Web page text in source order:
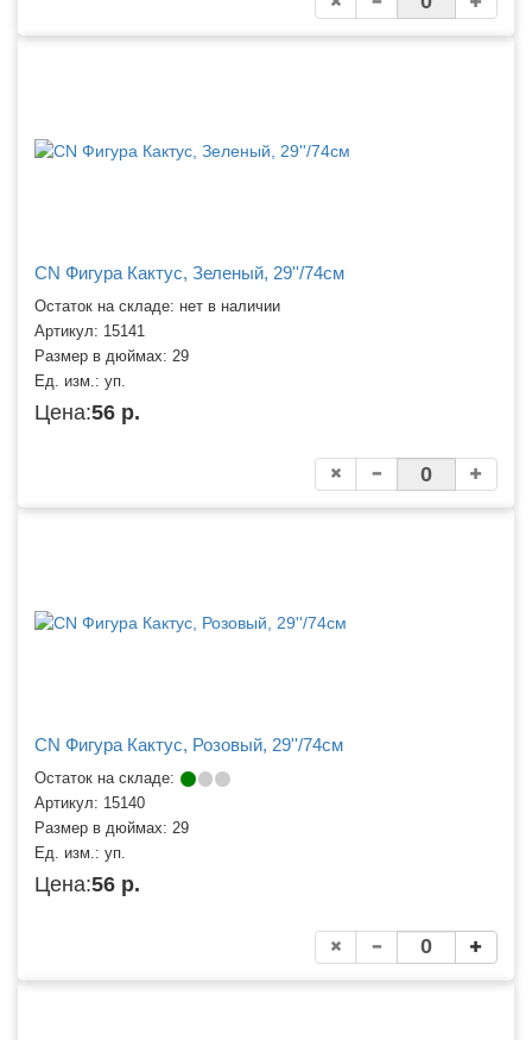
CN Фигура Кактус, Зеленый, 29''/74см
Остаток на складе: нет в наличии
Артикул: 15141
Размер в дюймах: 29
Ед. изм.: уп.
Цена:56 р.
CN Фигура Кактус, Розовый, 29''/74см
Остаток на складе:
Артикул: 15140
Размер в дюймах: 29
Ед. изм.: уп.
Цена:56 р.